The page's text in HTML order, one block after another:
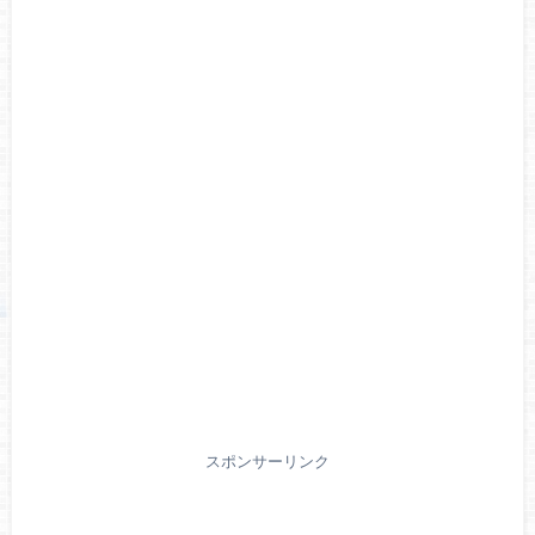
スポンサーリンク